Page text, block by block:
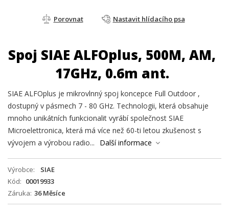
Porovnat Nastavit hlídacího psa
Spoj SIAE ALFOplus, 500M, AM,
17GHz, 0.6m ant.
SIAE ALFOplus je mikrovlnný spoj koncepce Full Outdoor ,
dostupný v pásmech 7 - 80 GHz. Technologii, která obsahuje
mnoho unikátních funkcionalit vyrábí společnost SIAE
Microelettronica, která má více než 60-ti letou zkušenost s
vývojem a výrobou radio...
Další informace
Výrobce
SIAE
Kód
00019933
Záruka 36 Měsíce